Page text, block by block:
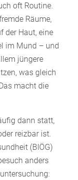
oft Routine.
Räume,
der Haut, eine
im Mund – und
jüngere
was gleich
macht die
dann statt,
reizbar ist.
(BIÖG)
anders